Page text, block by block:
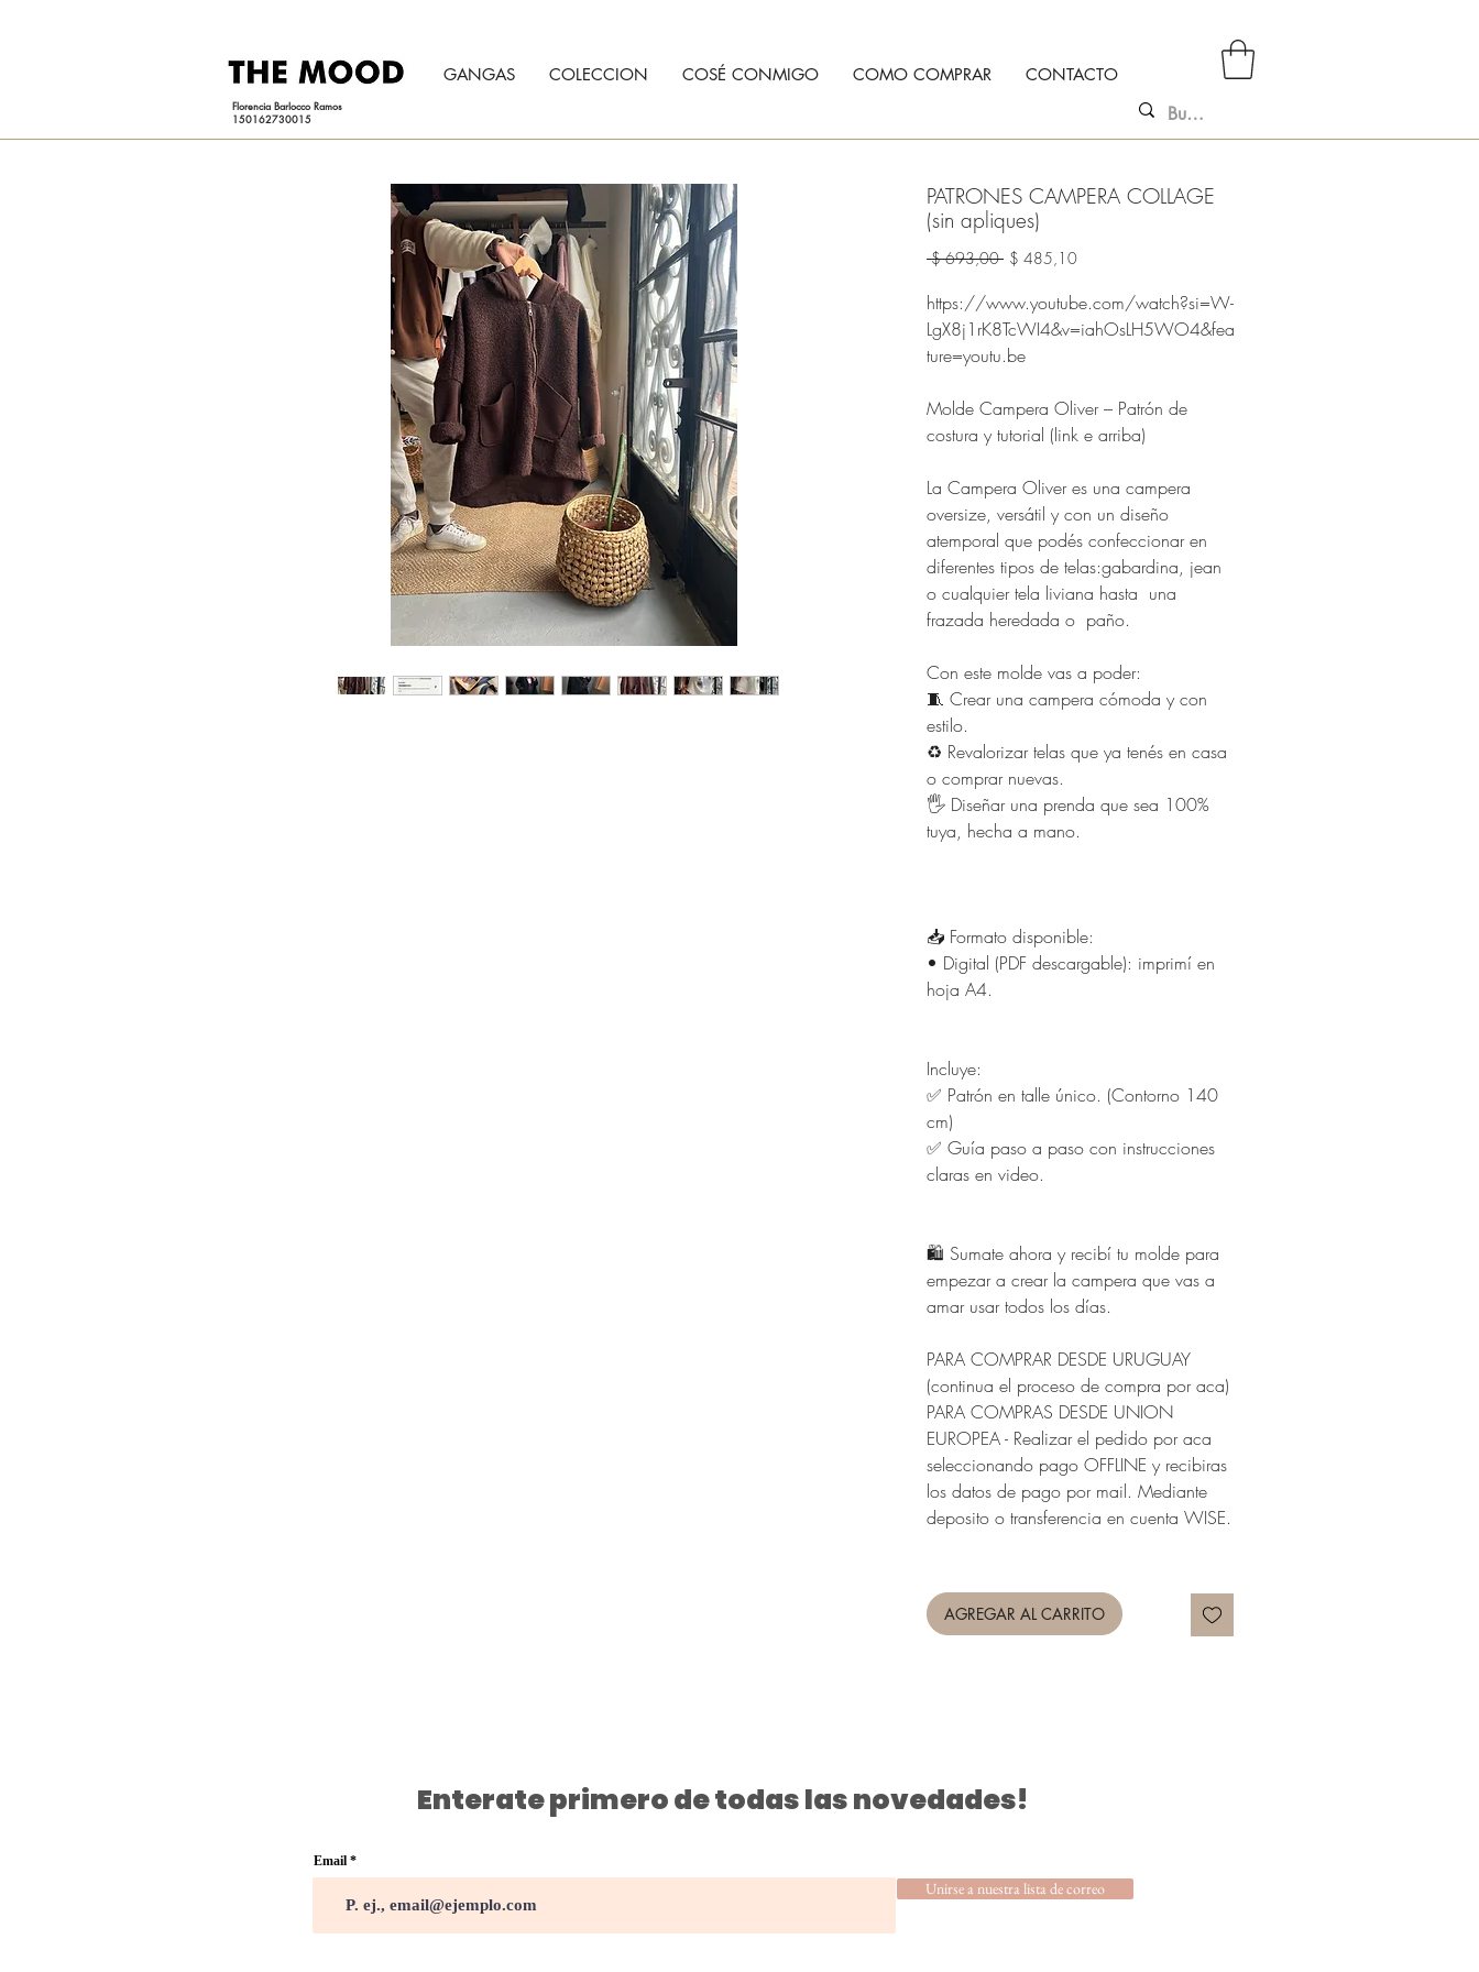
GANGAS COLECCION COSÉ CONMIGO COMO COMPRAR CONTACTO
Florencia Barlocco Ramos
150162730015
PATRONES CAMPERA COLLAGE
(sin apliques)
$ 693,00 Precio
$ 485,10Precio
https://www.youtube.com/watch?si=W-
LgX8j1rK8TcWI4&v=iahOsLH5WO4&fea
ture=youtu.be
Molde Campera Oliver – Patrón de
costura y tutorial (link e arriba)
La Campera Oliver es una campera
oversize, versátil y con un diseño
atemporal que podés confeccionar en
diferentes tipos de telas:gabardina, jean
o cualquier tela liviana hasta una
frazada heredada o paño.
Con este molde vas a poder:
🧵 Crear una campera cómoda y con
estilo.
♻️ Revalorizar telas que ya tenés en casa
o comprar nuevas.
🖐 Diseñar una prenda que sea 100%
tuya, hecha a mano.
📥 Formato disponible:
• Digital (PDF descargable): imprimí en
hoja A4.
Incluye:
✅ Patrón en talle único. (Contorno 140
cm)
✅ Guía paso a paso con instrucciones
claras en video.
🛍️ Sumate ahora y recibí tu molde para
empezar a crear la campera que vas a
amar usar todos los días.
PARA COMPRAR DESDE URUGUAY
(continua el proceso de compra por aca)
PARA COMPRAS DESDE UNION
EUROPEA - Realizar el pedido por aca
seleccionando pago OFFLINE y recibiras
los datos de pago por mail. Mediante
deposito o transferencia en cuenta WISE.
AGREGAR AL CARRITO
Enterate primero de todas las novedades!
Email
Unirse a nuestra lista de correo